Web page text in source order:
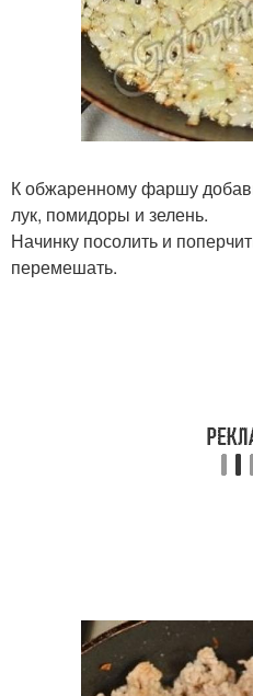
К обжаренному фаршу
лук, помидоры и зелень.
Начинку посолить и
перемешать.